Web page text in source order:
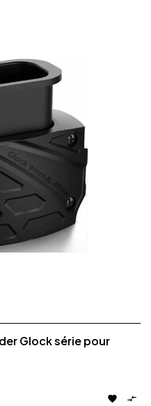
Glock série pour
 